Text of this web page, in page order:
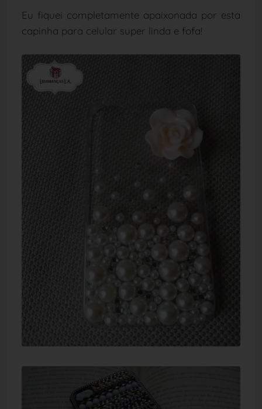
Eu fiquei completamente apaixonada por esta
capinha para celular super linda e fofa!